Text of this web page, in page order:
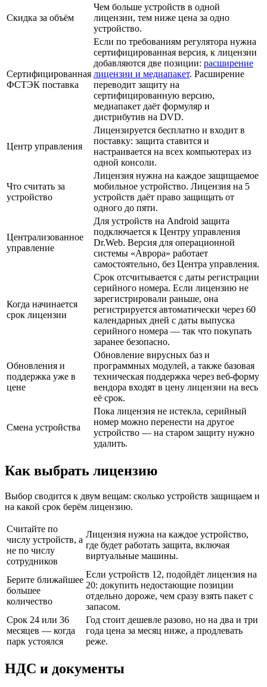
Скидка за объём
Чем больше устройств в одной
лицензии, тем ниже цена за одно
устройство.
Сертифицированная
ФСТЭК поставка
Если по требованиям регулятора нужна
сертифицированная версия, к лицензии
добавляются две позиции: расширение
лицензии и медиапакет. Расширение
переводит защиту на
сертифицированную версию,
медиапакет даёт формуляр и
дистрибутив на DVD.
Центр управления
Лицензируется бесплатно и входит в
поставку: защита ставится и
настраивается на всех компьютерах из
одной консоли.
Что считать за
устройство
Лицензия нужна на каждое защищаемое
мобильное устройство. Лицензия на 5
устройств даёт право защищать от
одного до пяти.
Централизованное
управление
Для устройств на Android защита
подключается к Центру управления
Dr.Web. Версия для операционной
системы «Аврора» работает
самостоятельно, без Центра управления.
Когда начинается
срок лицензии
Срок отсчитывается с даты регистрации
серийного номера. Если лицензию не
зарегистрировали раньше, она
регистрируется автоматически через 60
календарных дней с даты выпуска
серийного номера — так что покупать
заранее безопасно.
Обновления и
поддержка уже в
цене
Обновление вирусных баз и
программных модулей, а также базовая
техническая поддержка через веб-форму
вендора входят в цену лицензии на весь
её срок.
Смена устройства
Пока лицензия не истекла, серийный
номер можно перенести на другое
устройство — на старом защиту нужно
удалить.
Как выбрать лицензию
Выбор сводится к двум вещам: сколько устройств защищаем и
на какой срок берём лицензию.
Считайте по
числу устройств, а
не по числу
сотрудников
Лицензия нужна на каждое устройство,
где будет работать защита, включая
виртуальные машины.
Берите ближайшее
большее
количество
Если устройств 12, подойдёт лицензия на
20: докупить недостающие позиции
отдельно дороже, чем сразу взять пакет с
запасом.
Срок 24 или 36
месяцев — когда
парк устоялся
Год стоит дешевле разово, но на два и три
года цена за месяц ниже, а продлевать
реже.
НДС и документы